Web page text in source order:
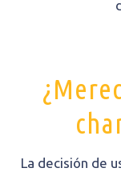
La decisión de